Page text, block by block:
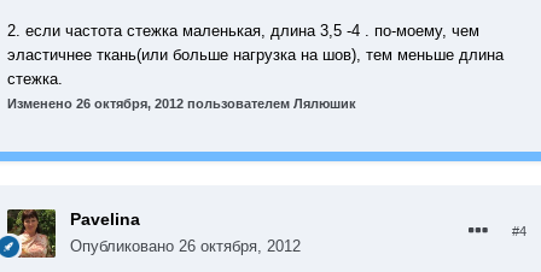
2. если частота стежка маленькая, длина 3,5 -4 . по-моему, чем
эластичнее ткань(или больше нагрузка на шов), тем меньше длина
стежка.
Изменено 26 октября, 2012 пользователем Лялюшик
Pavelina
Опубликовано 26 октября, 2012
#4